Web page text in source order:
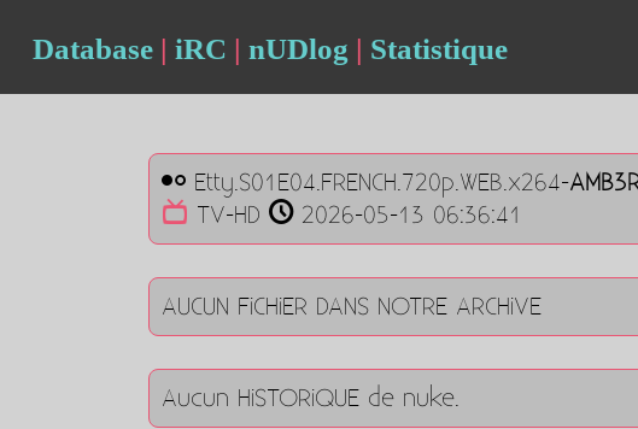
Database | iRC | nUDlog | Statistique
Etty.S01E04.FRENCH.720p.WEB.x264-
TV-HD
2026-05-13 06:36:41
AUCUN FiCHiER DANS NOTRE ARCHiVE
Aucun HiSTORiQUE de nuke.